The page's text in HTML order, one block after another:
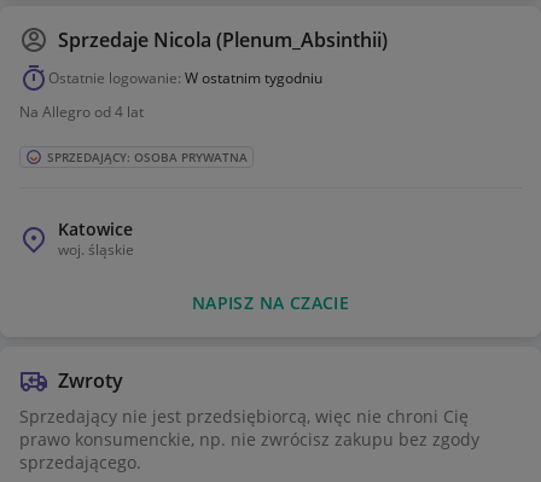
Sprzedaje Nicola (Plenum_Absinthii)
Ostatnie logowanie: W ostatnim tygodniu
Na Allegro od 4 lat
SPRZEDAJĄCY: OSOBA PRYWATNA
Katowice
woj. śląskie
NAPISZ NA CZACIE
Zwroty
Sprzedający nie jest przedsiębiorcą, więc nie chroni Cię
prawo konsumenckie, np. nie zwrócisz zakupu bez zgody
sprzedającego.